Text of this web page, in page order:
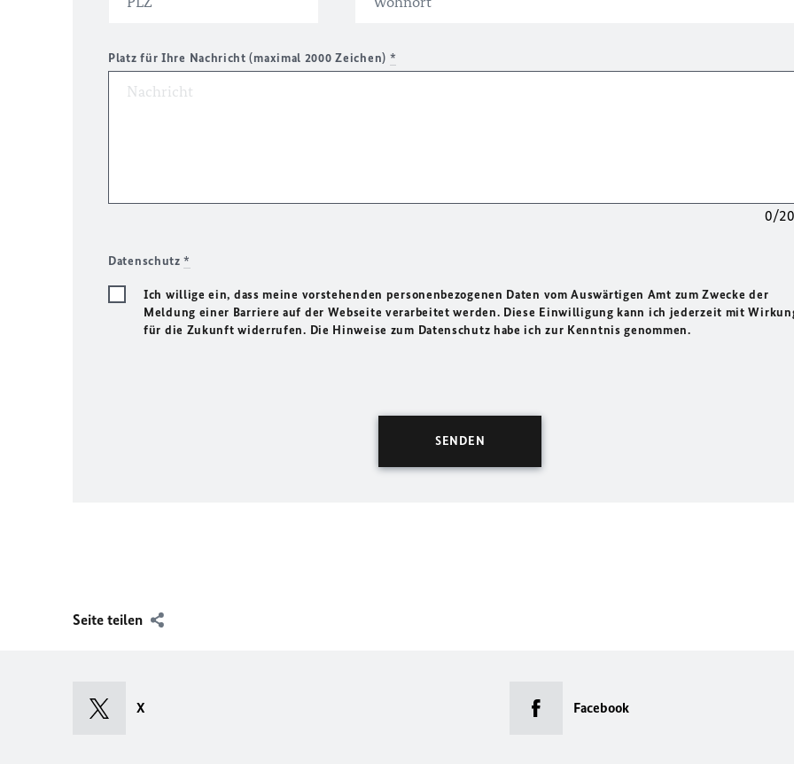
Platz für Ihre Nachricht (maximal 2000 Zeichen) *
0/
Datenschutz*
Ich willige ein, dass meine vorstehenden personenbezogenen Daten vom Auswärtigen Amt zum Zwecke der
Meldung einer Barriere auf der Webseite verarbeitet werden. Diese Einwilligung kann ich jederzeit mit
für die Zukunft widerrufen. Die Hinweise zum Datenschutz habe ich zur Kenntnis genommen.
Seite teilen
X Facebook